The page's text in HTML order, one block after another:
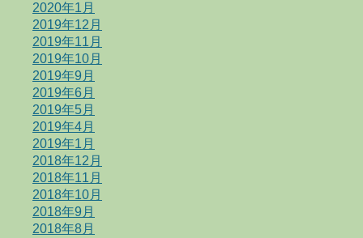
2020年1月
2019年12月
2019年11月
2019年10月
2019年9月
2019年6月
2019年5月
2019年4月
2019年1月
2018年12月
2018年11月
2018年10月
2018年9月
2018年8月